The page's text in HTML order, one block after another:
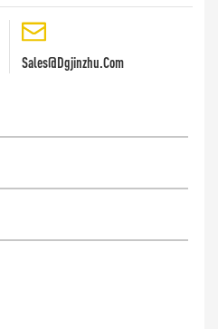
Sales@dgjinzhu.com